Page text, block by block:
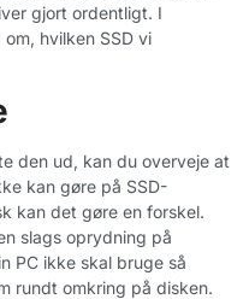
gjort ordentligt. I
hvilken SSD vi
den ud, kan du overveje at
kan gøre på SSD-
kan det gøre en forskel.
slags oprydning på
PC ikke skal bruge så
rundt omkring på disken.